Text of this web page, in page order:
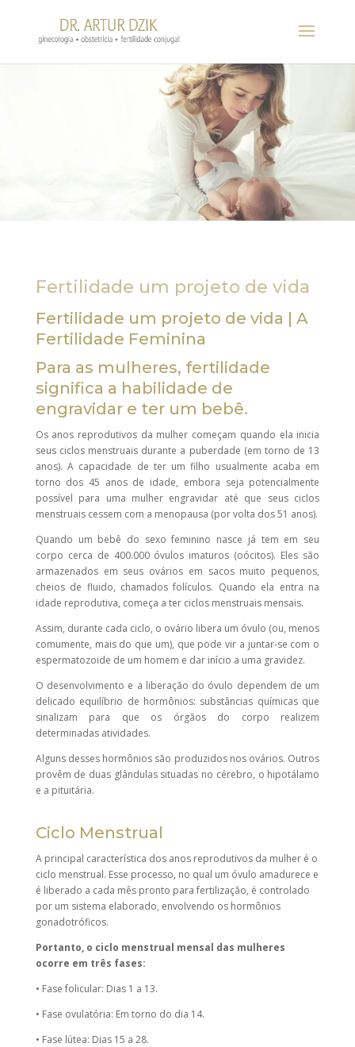
Fertilidade um projeto de vida
Fertilidade um projeto de vida | A
Fertilidade Feminina
Para as mulheres, fertilidade
significa a habilidade de
engravidar e ter um bebê.
Os anos reprodutivos da mulher começam quando ela inicia
seus ciclos menstruais durante a puberdade (em torno de 13
anos). A capacidade de ter um filho usualmente acaba em
torno dos 45 anos de idade, embora seja potencialmente
possível para uma mulher engravidar até que seus ciclos
menstruais cessem com a menopausa (por volta dos 51 anos).
Quando um bebê do sexo feminino nasce já tem em seu
corpo cerca de 400.000 óvulos imaturos (oócitos). Eles são
armazenados em seus ovários em sacos muito pequenos,
cheios de fluido, chamados folículos. Quando ela entra na
idade reprodutiva, começa a ter ciclos menstruais mensais.
Assim, durante cada ciclo, o ovário libera um óvulo (ou, menos
comumente, mais do que um), que pode vir a juntar-se com o
espermatozoide de um homem e dar início a uma gravidez.
O desenvolvimento e a liberação do óvulo dependem de um
delicado equilíbrio de hormônios: substâncias químicas que
sinalizam para que os órgãos do corpo realizem
determinadas atividades.
Alguns desses hormônios são produzidos nos ovários. Outros
provêm de duas glândulas situadas no cérebro, o hipotálamo
e a pituitária.
Ciclo Menstrual
A principal característica dos anos reprodutivos da mulher é o
ciclo menstrual. Esse processo, no qual um óvulo amadurece e
é liberado a cada mês pronto para fertilização, é controlado
por um sistema elaborado, envolvendo os hormônios
gonadotróficos.
Portanto, o ciclo menstrual mensal das mulheres
ocorre em três fases:
• Fase folicular: Dias 1 a 13.
• Fase ovulatória: Em torno do dia 14.
• Fase lútea: Dias 15 a 28.